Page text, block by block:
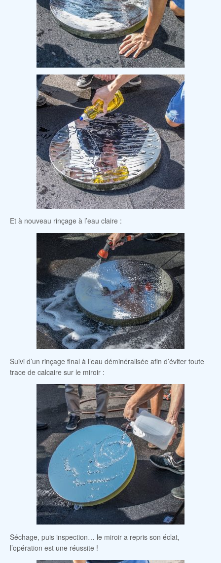
Et à nouveau rinçage à l’eau claire :
Suivi d’un rinçage final à l’eau déminéralisée afin d’éviter toute
trace de calcaire sur le miroir :
Séchage, puis inspection… le miroir a repris son éclat,
l’opération est une réussite !